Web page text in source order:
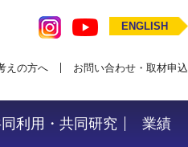
ENGLISH
えの方へ お問い合わせ・取材申込
利用・共同研究 業績